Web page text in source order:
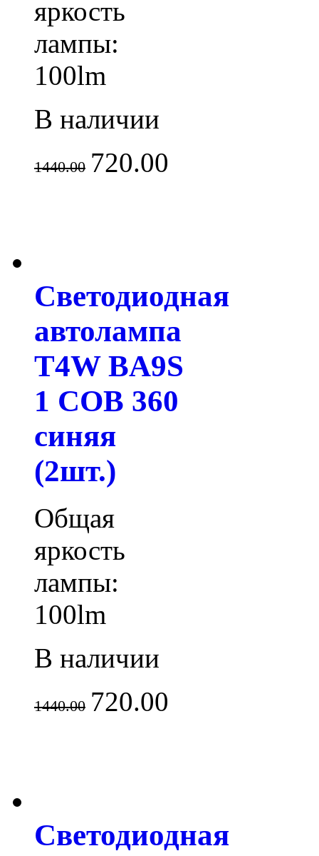
яркость
лампы:
100lm
В наличии
1440.00 720.00
Светодиодная
автолампа
T4W BA9S
1 COB 360
синяя
(2шт.)
Общая
яркость
лампы:
100lm
В наличии
1440.00 720.00
Светодиодная